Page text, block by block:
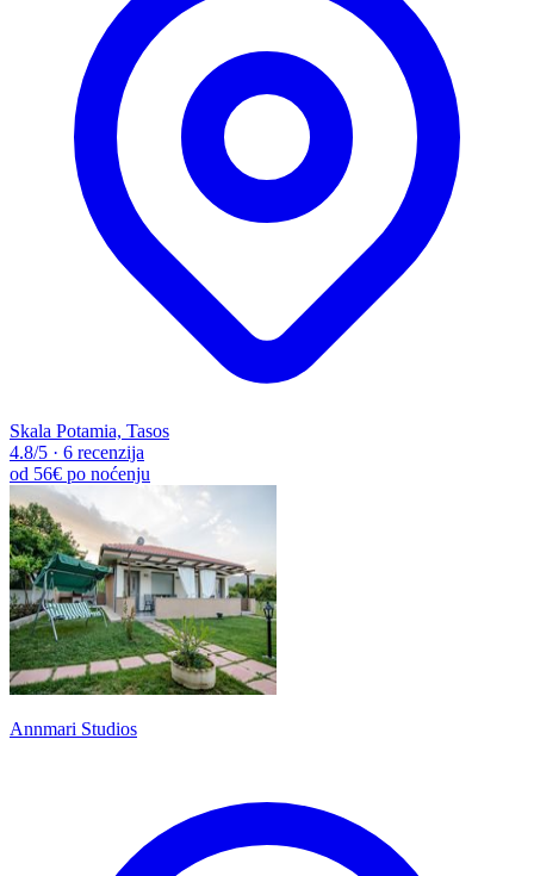
Skala Potamia, Tasos
4.8/5 · 6 recenzija
od 56€ po noćenju
Annmari Studios